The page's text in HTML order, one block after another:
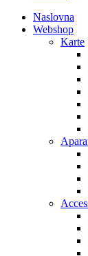
Naslovna
Webshop
Karte